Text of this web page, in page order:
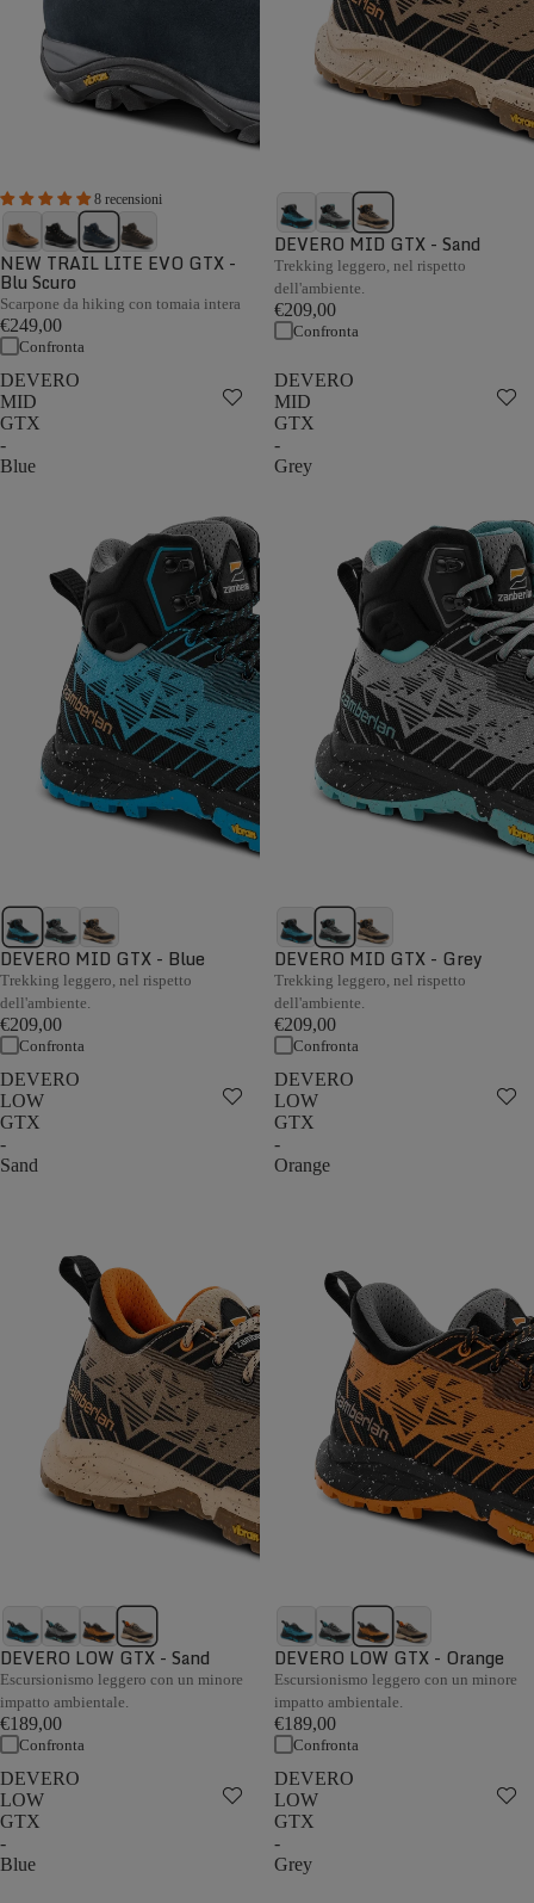
8 recensioni
NEW TRAIL LITE EVO GTX -
Blu Scuro
Scarpone da hiking con tomaia intera
€249,00
Confronta
DEVERO MID GTX - Sand
Trekking leggero, nel rispetto
dell'ambiente.
€209,00
Confronta
DEVERO
MID
GTX
-
Blue
DEVERO MID GTX - Blue
Trekking leggero, nel rispetto
dell'ambiente.
€209,00
Confronta
DEVERO
MID
GTX
-
Grey
DEVERO MID GTX - Grey
Trekking leggero, nel rispetto
dell'ambiente.
€209,00
Confronta
DEVERO
LOW
GTX
-
Sand
DEVERO LOW GTX - Sand
Escursionismo leggero con un minore
impatto ambientale.
€189,00
Confronta
DEVERO
LOW
GTX
-
Orange
DEVERO LOW GTX - Orange
Escursionismo leggero con un minore
impatto ambientale.
€189,00
Confronta
DEVERO
LOW
GTX
-
Blue
DEVERO
LOW
GTX
-
Grey